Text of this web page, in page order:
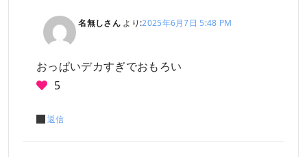
名無しさん より:2025年6月7日 5:48 PM
おっぱいデカすぎでおもろい
5
返信